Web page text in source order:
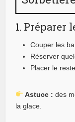
1. Préparer
Couper les
Réserver
Placer le
Astuce : des
la glace.